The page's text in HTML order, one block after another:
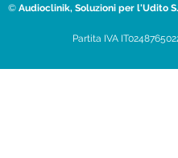
© Audioclinik, Soluzioni per l'Udito
Partita IVA